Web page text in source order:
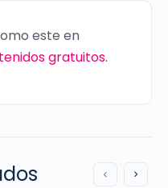
este en
gratuitos.